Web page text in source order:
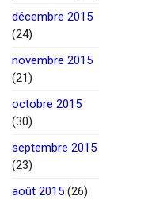
décembre 2015
(24)
novembre 2015
(21)
octobre 2015
(30)
septembre 2015
(23)
août 2015 (26)